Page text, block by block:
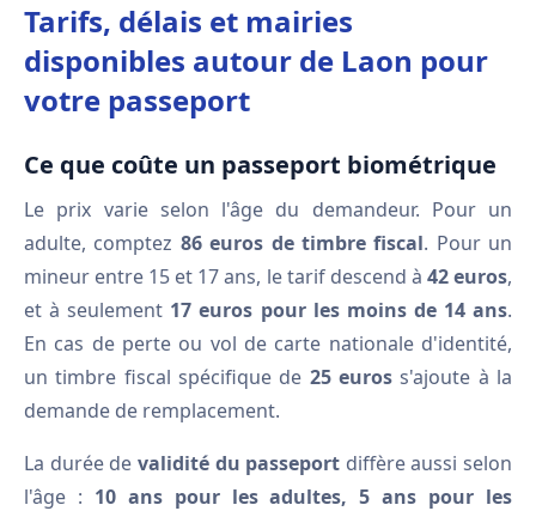
Tarifs, délais et mairies
disponibles autour de Laon pour
votre passeport
Ce que coûte un passeport biométrique
Le prix varie selon l'âge du demandeur. Pour un
adulte, comptez 86 euros de timbre fiscal. Pour un
mineur entre 15 et 17 ans, le tarif descend à 42 euros,
et à seulement 17 euros pour les moins de 14 ans.
En cas de perte ou vol de carte nationale d'identité,
un timbre fiscal spécifique de 25 euros s'ajoute à la
demande de remplacement.
La durée de validité du passeport diffère aussi selon
l'âge : 10 ans pour les adultes, 5 ans pour les